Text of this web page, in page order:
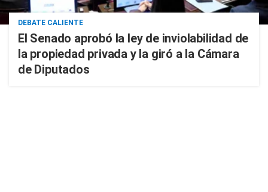
DEBATE CALIENTE
El Senado aprobó la ley de inviolabilidad de
la propiedad privada y la giró a la Cámara
de Diputados